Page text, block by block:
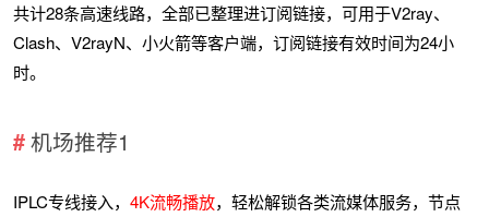
共计28条高速线路，全部已整理进订阅链接，可用于V2ray、
Clash、V2rayN、小火箭等客户端，订阅链接有效时间为24小
时。
机场推荐1
IPLC专线接入，4K流畅播放，轻松解锁各类流媒体服务，节点